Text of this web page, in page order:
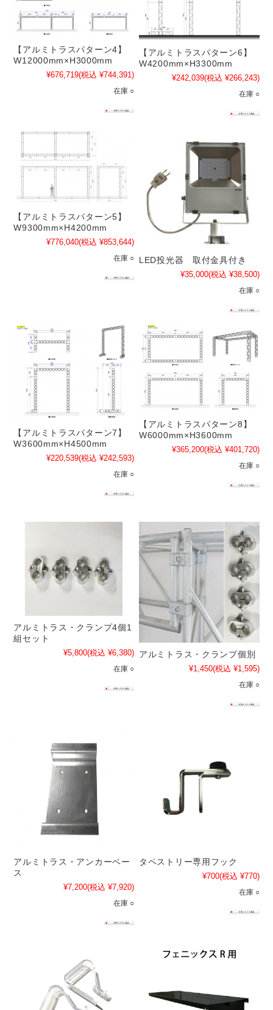
【アルミトラスパターン4】
W12000mm×H3000mm
¥676,719(税込 ¥744,391)
在庫 ○
【アルミトラスパターン6】
W4200mm×H3300mm
¥242,039(税込 ¥266,243)
在庫 ○
【アルミトラスパターン5】
W9300mm×H4200mm
¥776,040(税込 ¥853,644)
在庫 ○ LED投光器 取付金具付き
¥35,000(税込 ¥38,500)
在庫 ○
【アルミトラスパターン7】
W3600mm×H4500mm
¥220,539(税込 ¥242,593)
在庫 ○
【アルミトラスパターン8】
W6000mm×H3600mm
¥365,200(税込 ¥401,720)
在庫 ○
アルミトラス・クランプ4個1
組セット
¥5,800(税込 ¥6,380)
在庫 ○
アルミトラス・クランプ個別
¥1,450(税込 ¥1,595)
在庫 ○
アルミトラス・アンカーベー
ス
¥7,200(税込 ¥7,920)
在庫 ○
タペストリー専用フック
¥700(税込 ¥770)
在庫 ○